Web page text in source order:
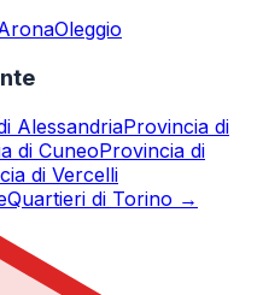
Oleggio
AlessandriaProvincia di
di CuneoProvincia di
di Vercelli
Quartieri di Torino →